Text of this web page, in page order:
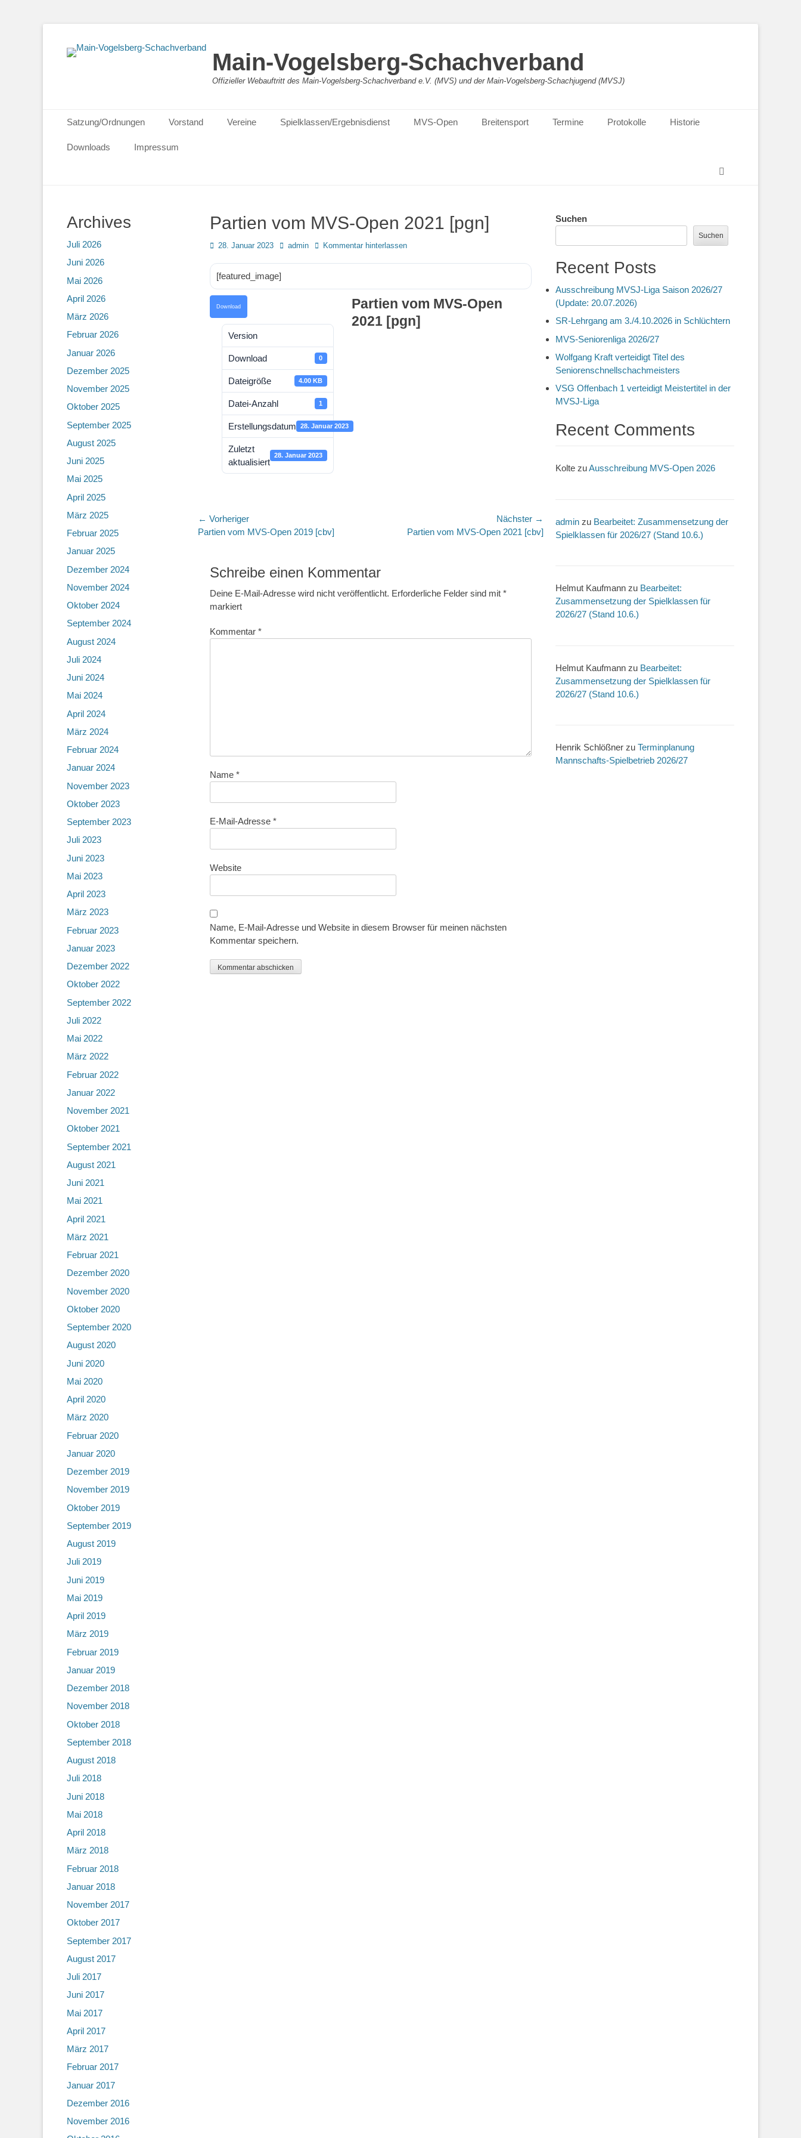
Main-Vogelsberg-Schachverband
Offizieller Webauftritt des Main-Vogelsberg-Schachverband e.V. (MVS) und der Main-Vogelsberg-Schachjugend (MVSJ)
Primäres Menü
Inhalt
springen
Satzung/Ordnungen Vorstand Vereine Spielklassen/Ergebnisdienst MVS-Open Breitensport Termine Protokolle Historie
Downloads
Impressum
Partien vom MVS-Open 2021 [pgn]
Posted
28. Januar 2023 Autoradmin Kommentar hinterlassen
[featured_image]
Download
Version
Download 0
Dateigröße 4.00 KB
Datei-Anzahl 1
Erstellungsdatum 28. Januar 2023
Zuletzt
aktualisiert
28. Januar 2023
Partien vom MVS-Open
2021 [pgn]
Beitragsnavigation
← Vorheriger
Vorheriger
Partien vom MVS-Open 2019 [cbv]
Nächster →
Partien vom MVS-Open 2021 [cbv]
Schreibe einen Kommentar
Deine E-Mail-Adresse wird nicht veröffentlicht. Erforderliche Felder sind mit *
markiert
Kommentar *
Name *
E-Mail-Adresse *
Website
Name, E-Mail-Adresse und Website in diesem Browser für meinen nächsten
Kommentar speichern.
Suchen
Suchen
Recent Posts
Ausschreibung MVSJ-Liga Saison 2026/27
(Update: 20.07.2026)
SR-Lehrgang am 3./4.10.2026 in Schlüchtern
MVS-Seniorenliga 2026/27
Wolfgang Kraft verteidigt Titel des
Seniorenschnellschachmeisters
VSG Offenbach 1 verteidigt Meistertitel in der
MVSJ-Liga
Recent Comments
Kolte zuAusschreibung MVS-Open 2026
admin zu Bearbeitet: Zusammensetzung der
Spielklassen für 2026/27 (Stand 10.6.)
Helmut Kaufmann zu Bearbeitet:
Zusammensetzung der Spielklassen für
2026/27 (Stand 10.6.)
Helmut Kaufmann zu Bearbeitet:
Zusammensetzung der Spielklassen für
2026/27 (Stand 10.6.)
Henrik Schlößner zu Terminplanung
Mannschafts-Spielbetrieb 2026/27
Archives
Juli 2026
Juni 2026
Mai 2026
April 2026
März 2026
Februar 2026
Januar 2026
Dezember 2025
November 2025
Oktober 2025
September 2025
August 2025
Juni 2025
Mai 2025
April 2025
März 2025
Februar 2025
Januar 2025
Dezember 2024
November 2024
Oktober 2024
September 2024
August 2024
Juli 2024
Juni 2024
Mai 2024
April 2024
März 2024
Februar 2024
Januar 2024
November 2023
Oktober 2023
September 2023
Juli 2023
Juni 2023
Mai 2023
April 2023
März 2023
Februar 2023
Januar 2023
Dezember 2022
Oktober 2022
September 2022
Juli 2022
Mai 2022
März 2022
Februar 2022
Januar 2022
November 2021
Oktober 2021
September 2021
August 2021
Juni 2021
Mai 2021
April 2021
März 2021
Februar 2021
Dezember 2020
November 2020
Oktober 2020
September 2020
August 2020
Juni 2020
Mai 2020
April 2020
März 2020
Februar 2020
Januar 2020
Dezember 2019
November 2019
Oktober 2019
September 2019
August 2019
Juli 2019
Juni 2019
Mai 2019
April 2019
März 2019
Februar 2019
Januar 2019
Dezember 2018
November 2018
Oktober 2018
September 2018
August 2018
Juli 2018
Juni 2018
Mai 2018
April 2018
März 2018
Februar 2018
Januar 2018
November 2017
Oktober 2017
September 2017
August 2017
Juli 2017
Juni 2017
Mai 2017
April 2017
März 2017
Februar 2017
Januar 2017
Dezember 2016
November 2016